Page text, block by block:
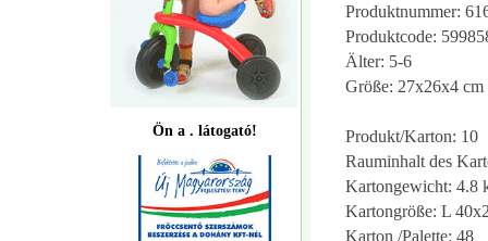
Ön a . látogató!
Produktnummer:
Produktcode:
Älter: 5-6
Größe: 27x26x4 cm
Produkt/Karton: 10
Rauminhalt des
Kartongewicht: 4.8
Kartongröße: L
Karton /Palette: 48